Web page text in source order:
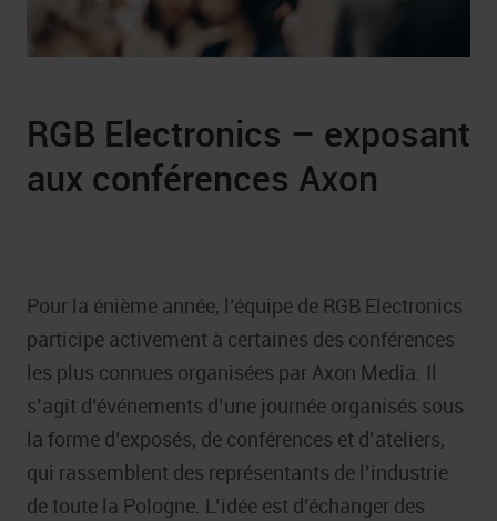
RGB Electronics – exposant
aux conférences Axon
Pour la énième année, l’équipe de RGB Electronics
participe activement à certaines des conférences
les plus connues organisées par Axon Media. Il
s’agit d’événements d’une journée organisés sous
la forme d’exposés, de conférences et d’ateliers,
qui rassemblent des représentants de l’industrie
de toute la Pologne. L’idée est d’échanger des